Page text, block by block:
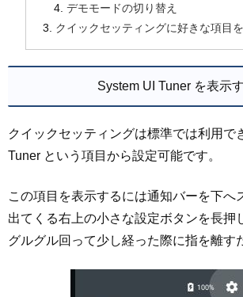
デモモードの切り替え
クイックセッティングに好きな項目
System UI Tuner を表示
クイックセッティングは標準では利用で
Tuner という項目から設定可能です。
この項目を表示するには通知バーを下へ
出てくる右上の小さな設定ボタンを長押
グルグル回って少し経った際に指を離す